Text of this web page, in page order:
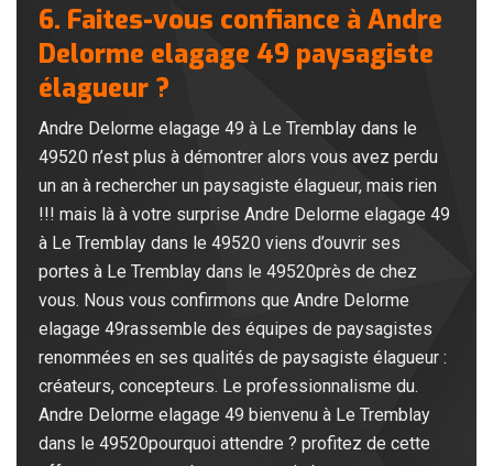
6. Faites-vous confiance à Andre
Delorme elagage 49 paysagiste
élagueur ?
Andre Delorme elagage 49 à Le Tremblay dans le
49520 n’est plus à démontrer alors vous avez perdu
un an à rechercher un paysagiste élagueur, mais rien
!!! mais là à votre surprise Andre Delorme elagage 49
à Le Tremblay dans le 49520 viens d’ouvrir ses
portes à Le Tremblay dans le 49520près de chez
vous. Nous vous confirmons que Andre Delorme
elagage 49rassemble des équipes de paysagistes
renommées en ses qualités de paysagiste élagueur :
créateurs, concepteurs. Le professionnalisme du.
Andre Delorme elagage 49 bienvenu à Le Tremblay
dans le 49520pourquoi attendre ? profitez de cette